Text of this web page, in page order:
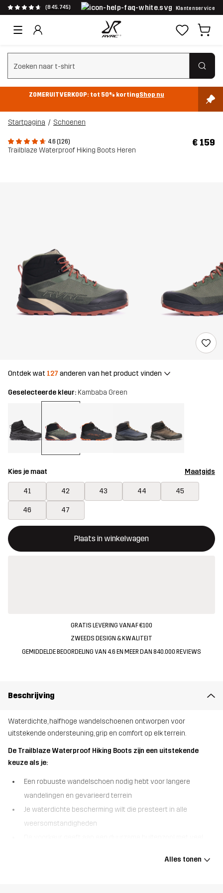
(845.745) Klantenservice
Zoeken wissen
ZOMERUITVERKOOP: tot 50% kortingShop nu
Startpagina Schoenen
4.6 (126)
Trailblaze Waterproof Hiking Boots Heren
€ 159
Ontdek wat 127 anderen van het product vinden
Geselecteerde kleur: Kambaba Green
Kies je maat Maatgids
41 42 43 44 45
46 47
Plaats in winkelwagen
Deze knop opent een modal met de bevestiging van een
{{size}} niet beschikbaar
GRATIS LEVERING VANAF €100
ZWEEDS DESIGN & KWALITEIT
GEMIDDELDE BEOORDELING VAN 4.6 EN MEER DAN 840.000 REVIEWS
Beschrijving
Waterdichte, halfhoge wandelschoenen ontworpen voor
uitstekende ondersteuning, grip en comfort op elk terrein.
De Trailblaze Waterproof Hiking Boots zijn een uitstekende
keuze als je:
Een robuuste wandelschoen nodig hebt voor langere
wandelingen en gevarieerd terrein
Je waterdichte bescherming wilt die presteert in alle
weersomstandigheden
Alles tonen